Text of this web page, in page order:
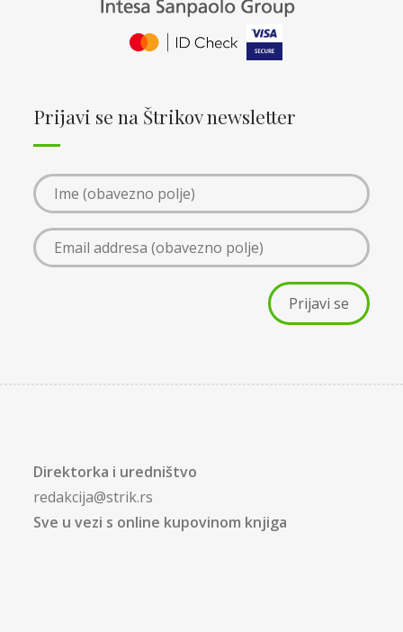
Prijavi se na Štrikov newsletter
Direktorka i uredništvo
redakcija@strik.rs
Sve u vezi s online kupovinom knjiga